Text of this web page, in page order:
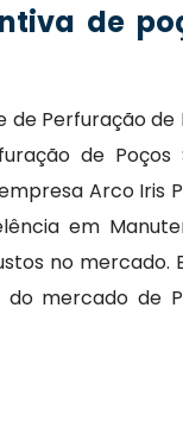
de
de Perfuração de
de Poços
Arco Iris
em
no mercado.
mercado de